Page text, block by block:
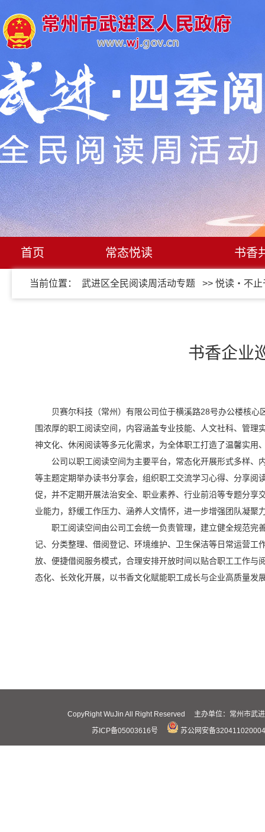
首页 常态悦读 书香
当前位置： 武进区全民阅读周活动专题 >> 悦读・不止
书香企业
贝赛尔科技（常州）有限公司位于横溪路28号办公楼核
围浓厚的职工阅读空间，内容涵盖专业技能、人文社科、管
神文化、休闲阅读等多元化需求，为全体职工打造了温馨实用
公司以职工阅读空间为主要平台，常态化开展形式多样
等主题定期举办读书分享会，组织职工交流学习心得、分享
促，并不定期开展法治安全、职业素养、行业前沿等专题分
业能力，舒缓工作压力、涵养人文情怀，进一步增强团队凝聚
职工阅读空间由公司工会统一负责管理，建立健全规范完
记、分类整理、借阅登记、环境维护、卫生保洁等日常运营
放、便捷借阅服务模式，合理安排开放时间以贴合职工工作
态化、长效化开展，以书香文化赋能职工成长与企业高质量发
CopyRight WuJin All Right Reserved 主办单位：常州市
苏ICP备05003616号
苏公网安备